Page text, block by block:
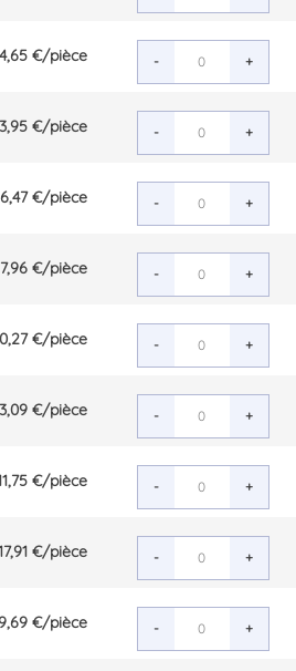
4,65 €/pièce - +
3,95 €/pièce - +
6,47 €/pièce - +
7,96 €/pièce - +
€/pièce - +
€/pièce - +
€/pièce - +
€/pièce - +
€/pièce - +